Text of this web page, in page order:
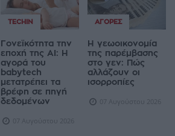
TECHIN
Γονεϊκότητα την
εποχή της AI: Η
αγορά του
babytech
μετατρέπει τα
βρέφη σε πηγή
δεδομένων
07 Αυγούστου 2026
ΑΓΟΡΈΣ
Η γεωοικονομία
της παρέμβασης
στο γεν: Πώς
αλλάζουν οι
ισορροπίες
07 Αυγούστου 2026